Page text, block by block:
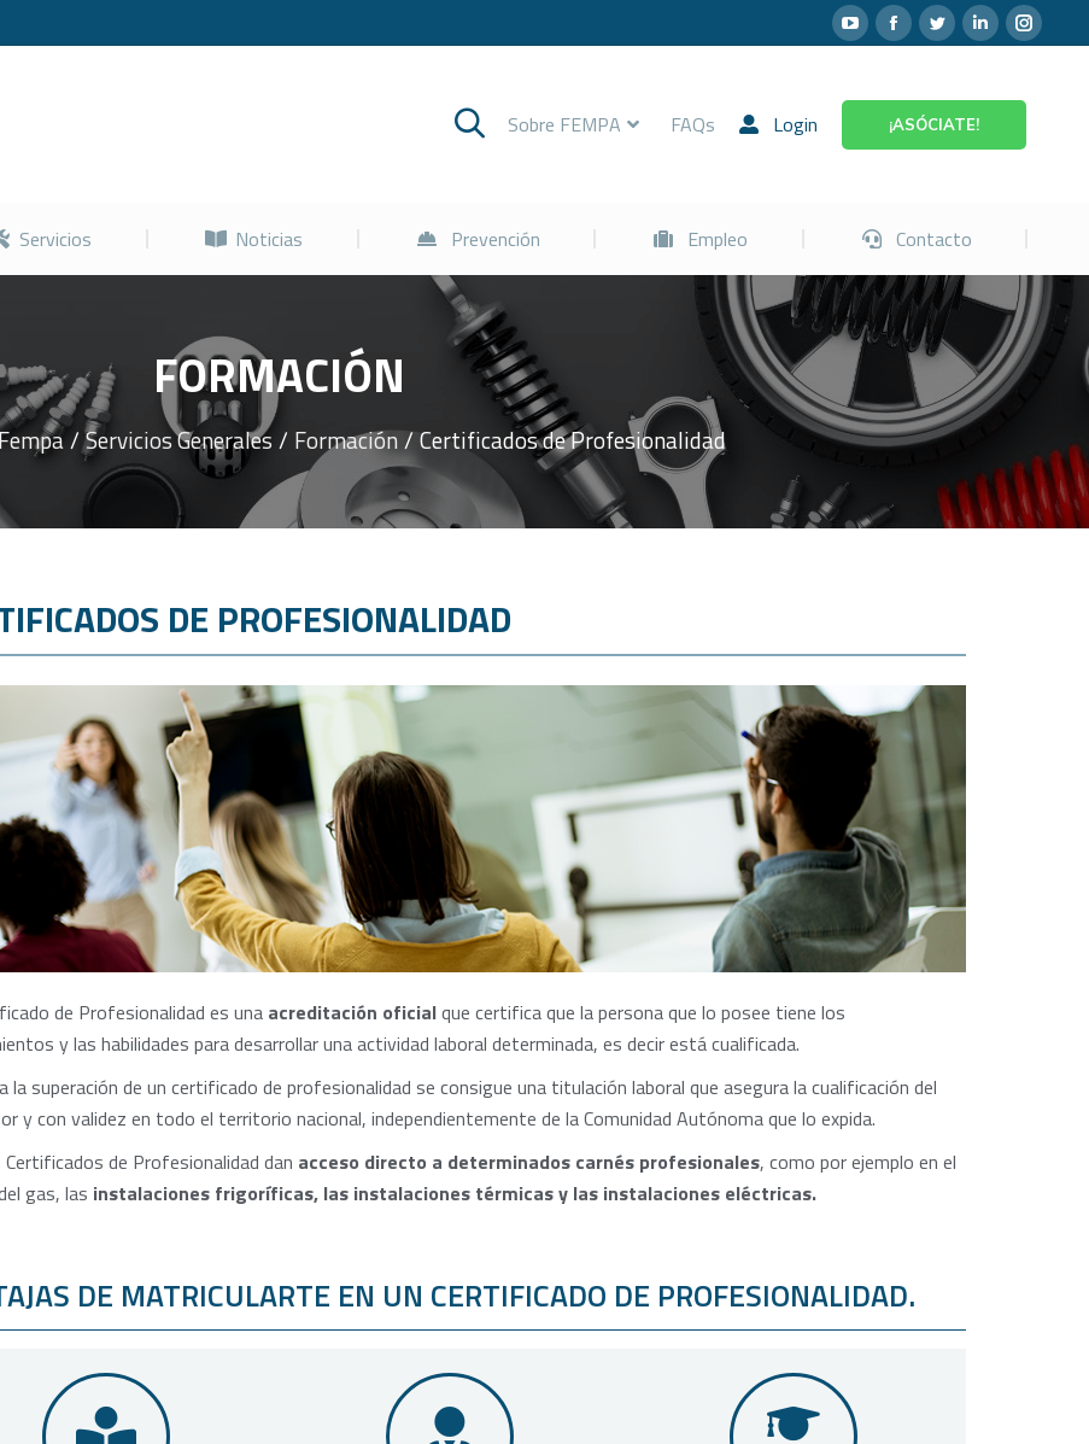
Sobre FEMPA FAQs Login ¡ASÓCIATE!
Servicios Noticias Prevención Empleo Contacto
FORMACIÓN
Servicios Generales Formación Certificados de Profesionalidad
DE PROFESIONALIDAD
de Profesionalidad es una acreditación oficialque certifica que la persona que lo posee tiene los
y las habilidades para desarrollar una actividad laboral determinada, es decir está cualificada.
la superación de un certificado de profesionalidad se consigue una titulación laboral que asegura la cualificación del
y con validez en todo el territorio nacional, independientemente de la Comunidad Autónoma que lo expida.
de Profesionalidad dan acceso directo a determinados carnés profesionales, como por ejemplo en el
gas, las instalaciones frigoríficas, las instalaciones térmicas y las instalaciones eléctricas.
DE MATRICULARTE EN UN CERTIFICADO DE PROFESIONALIDAD.
Cursos Servicios Noticias Prevención Empleo Contacto